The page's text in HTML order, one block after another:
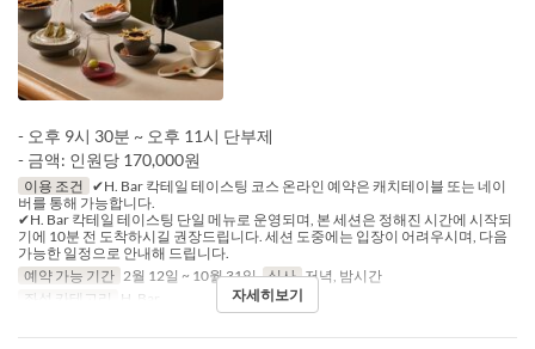
- 오후 9시 30분 ~ 오후 11시 단부제
- 금액: 인원당 170,000원
이용 조건
✔H. Bar 칵테일 테이스팅 코스 온라인 예약은 캐치테이블 또는 네이
버를 통해 가능합니다.
✔H. Bar 칵테일 테이스팅 단일 메뉴로 운영되며, 본 세션은 정해진 시간에 시작되
기에 10분 전 도착하시길 권장드립니다. 세션 도중에는 입장이 어려우시며, 다음
가능한 일정으로 안내해 드립니다.
예약 가능 기간 2월 12일 ~ 10월 31일 식사 저녁, 밤시간
좌석 카테고리
H. Bar 자세히보기